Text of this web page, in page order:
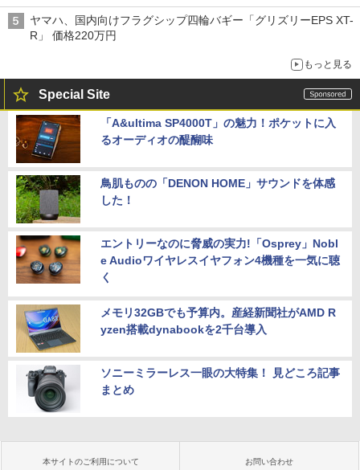
バス
ヤマハ、国内向けフラグシップ四輪バギー「グリズリーEPS XT-
R」 価格220万円
もっと見る
Special Site
「A&ultima SP4000T」の魅力！ポケットに入
るオーディオの醍醐味
鳥肌ものの「DENON HOME」サウンドを体感
した！
エントリーなのに脅威の実力!「Osprey」Nobl
e Audioワイヤレスイヤフォン4機種を一気に聴
く
メモリ32GBでも予算内。産経新聞社がAMD R
yzen搭載dynabookを2千台導入
ソニーミラーレス一眼の大特集！ 見どころ記事
まとめ
本サイトのご利用について お問い合わせ